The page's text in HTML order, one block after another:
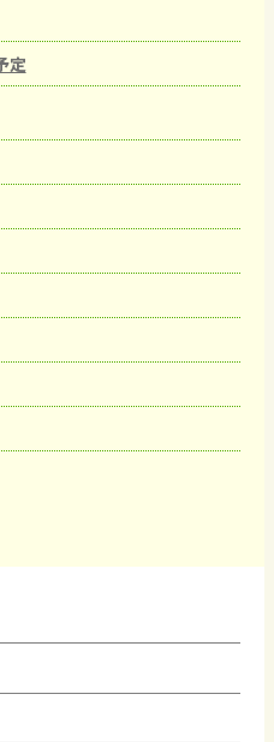
定